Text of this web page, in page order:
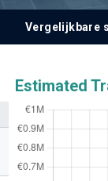
Vergelijkbare
Estimated